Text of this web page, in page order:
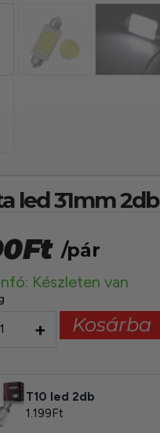
led 31mm 2db
Ft /pár
Készleten van
+ Kosárba
T10 led 2db
1.199Ft